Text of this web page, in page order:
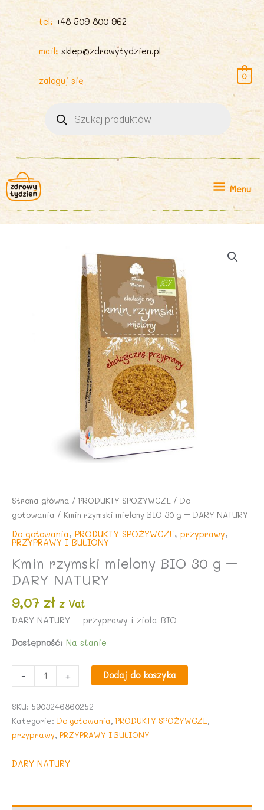
tel: +48 509 800 962
mail: sklep@zdrowytydzien.pl
zaloguj się
produktów
0
Menu
Menu
Strona główna / PRODUKTY SPOŻYWCZE / Do
gotowania / Kmin rzymski mielony BIO 30 g – DARY NATURY
Do gotowania, PRODUKTY SPOŻYWCZE, przyprawy,
PRZYPRAWY I BULIONY
Kmin rzymski mielony BIO 30 g –
DARY NATURY
9,07 zł z Vat
DARY NATURY – przyprawy i zioła BIO
Dostępność: Na stanie
-
Kmin
30
–
+ Dodaj do koszyka
SKU: 5903246860252
Kategorie: Do gotowania, PRODUKTY SPOŻYWCZE,
przyprawy, PRZYPRAWY I BULIONY
DARY NATURY